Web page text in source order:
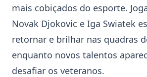
mais cobiçados do esporte.
Novak Djokovic e Iga Swiatek
retornar e brilhar nas quadras
enquanto novos talentos
desafiar os veteranos.